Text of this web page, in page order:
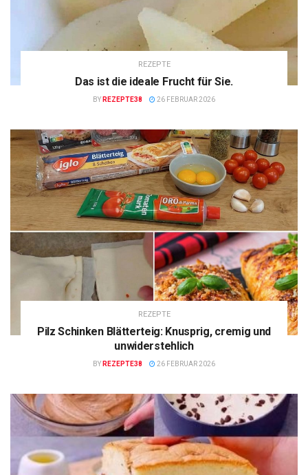
REZEPTE
Das ist die ideale Frucht für Sie.
BY REZEPTE38 26 FEBRUAR 2026
REZEPTE
Pilz Schinken Blätterteig: Knusprig, cremig und
unwiderstehlich
BY REZEPTE38 26 FEBRUAR 2026